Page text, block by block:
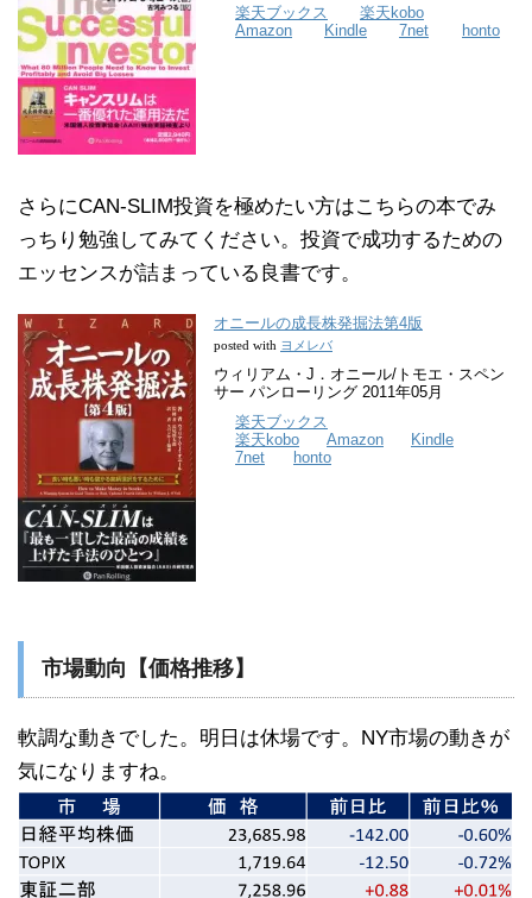
楽天ブックス
楽天kobo
Amazon
Kindle 7net honto
さらにCAN-SLIM投資を極めたい方はこちらの本でみ
っちり勉強してみてください。投資で成功するための
エッセンスが詰まっている良書です。
オニールの成長株発掘法第4版
posted with ヨメレバ
ウィリアム・J．オニール/トモエ・スペン
サー パンローリング 2011年05月
楽天ブックス
楽天kobo
Amazon
Kindle
7net
honto
市場動向【価格推移】
軟調な動きでした。明日は休場です。NY市場の動きが
気になりますね。